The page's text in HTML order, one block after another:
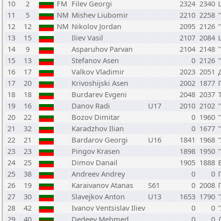
10 2 FM Filev Georgi 2324 2340
11
5 NM Mishev Liubomir 2210 2258
12
12 NM Nikolov Jordan 2095 2126
13
15 Iliev Vasil 2107 2084
14
9 Asparuhov Parvan 2104 2148
15
13 Stefanov Asen 0 2126
16
17 Valkov Vladimir 2023 2051
17
20 Krivoshijski Asen 2002 1877
18
18 Burdarev Evgeni 2048 2037
19
16 Danov Radi U17 2010 2102
20
22 Bozov Dimitar 0 1960
21
32 Karadzhov Ilian 0 1677
22
21 Bardarov Georgi U16 1841 1968
23
23 Pingov Krasen 1898 1950
24
25 Dimov Danail 1905 1888
25
38 Andreev Andrey 0 0
26
19 Karaivanov Atanas S61 0 2008
27
30 Slavejkov Anton U13 1653 1790
28
42 Ivanov Ventsislav Iliev 0 0
29
40 Dedeev Mehmed 0 0